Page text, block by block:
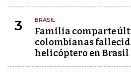
3 BRASIL
Familia comparte
colombianas
helicóptero en Brasil